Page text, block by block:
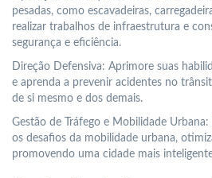
pesadas, como escavadeiras,
realizar trabalhos de infraestrutura e
segurança e eficiência.
Direção Defensiva: Aprimore suas
e aprenda a prevenir acidentes no
de si mesmo e dos demais.
Gestão de Tráfego e Mobilidade
os desafios da mobilidade urbana,
promovendo uma cidade mais